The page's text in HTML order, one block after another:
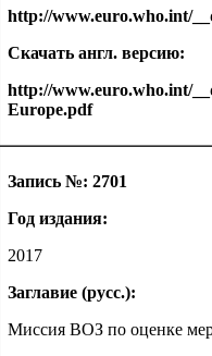
http://www.euro.who.int/
Скачать англ. версию:
http://www.euro.who.int/
Europe.pdf
Запись №: 2701
Год издания:
2017
Заглавие (русс.):
Mиссия ВОЗ по оценке